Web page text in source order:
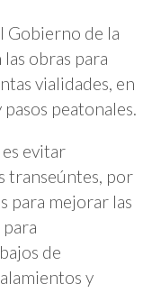
Gobierno de la
obras para
vialidades, en
peatonales.
evitar
transeúntes, por
para mejorar las
de
y